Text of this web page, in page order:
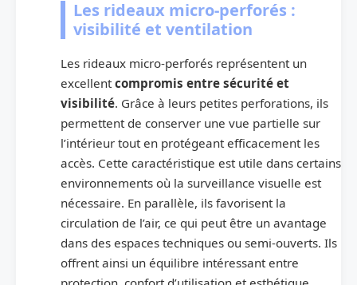
Les rideaux micro-perforés :
visibilité et ventilation
Les rideaux micro-perforés représentent un
excellent compromis entre sécurité et
visibilité. Grâce à leurs petites perforations, ils
permettent de conserver une vue partielle sur
l’intérieur tout en protégeant efficacement les
accès. Cette caractéristique est utile dans certains
environnements où la surveillance visuelle est
nécessaire. En parallèle, ils favorisent la
circulation de l’air, ce qui peut être un avantage
dans des espaces techniques ou semi-ouverts. Ils
offrent ainsi un équilibre intéressant entre